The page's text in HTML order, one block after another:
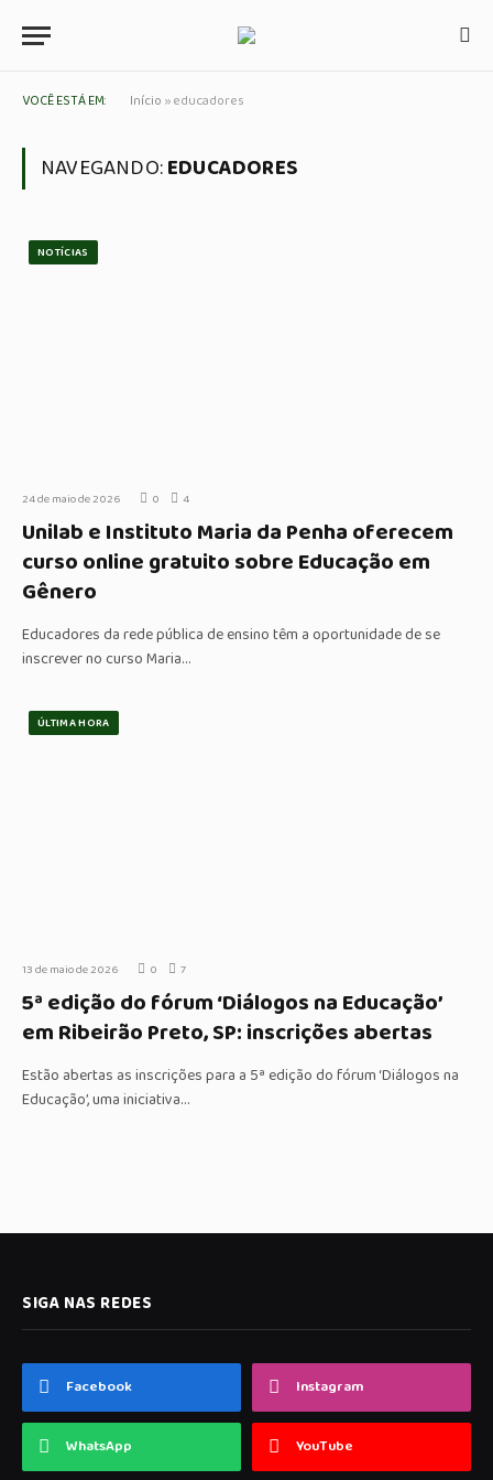
VOCÊ ESTÁ EM: Início »educadores
NAVEGANDO:EDUCADORES
NOTÍCIAS
24 de maio de 2026 0 4
Unilab e Instituto Maria da Penha oferecem
curso online gratuito sobre Educação em
Gênero
Educadores da rede pública de ensino têm a oportunidade de se
inscrever no curso Maria…
ÚLTIMA HORA
13 de maio de 2026 0 7
5ª edição do fórum ‘Diálogos na Educação’
em Ribeirão Preto, SP: inscrições abertas
Estão abertas as inscrições para a 5ª edição do fórum ‘Diálogos na
Educação’, uma iniciativa…
SIGA NAS REDES
Facebook Instagram
WhatsApp YouTube